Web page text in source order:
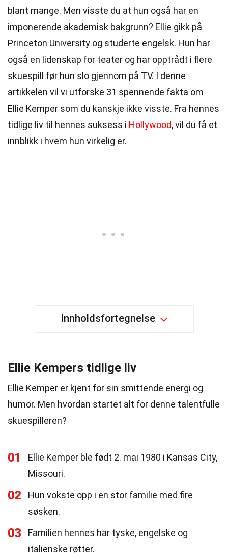
blant mange. Men visste du at hun også har en
imponerende akademisk bakgrunn? Ellie gikk på
Princeton University og studerte engelsk. Hun har
også en lidenskap for teater og har opptrådt i flere
skuespill før hun slo gjennom på TV. I denne
artikkelen vil vi utforske 31 spennende fakta om
Ellie Kemper som du kanskje ikke visste. Fra hennes
tidlige liv til hennes suksess i Hollywood, vil du få et
innblikk i hvem hun virkelig er.
Innholdsfortegnelse
Ellie Kempers tidlige liv
Ellie Kemper er kjent for sin smittende energi og
humor. Men hvordan startet alt for denne talentfulle
skuespilleren?
01
Ellie Kemper ble født 2. mai 1980 i Kansas City,
Missouri.
02
Hun vokste opp i en stor familie med fire
søsken.
03
Familien hennes har tyske, engelske og
italienske røtter.